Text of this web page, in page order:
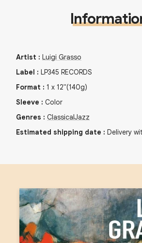
Artist : Luigi Grasso
Label : LP345 RECORDS
Format : 1 x 12"(140g)
Sleeve : Color
Genres : Classical Jazz
Estimated shipping date : Delivery